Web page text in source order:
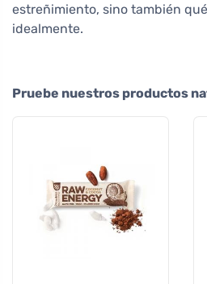
estreñimiento, sino también
idealmente.
Pruebe nuestros productos